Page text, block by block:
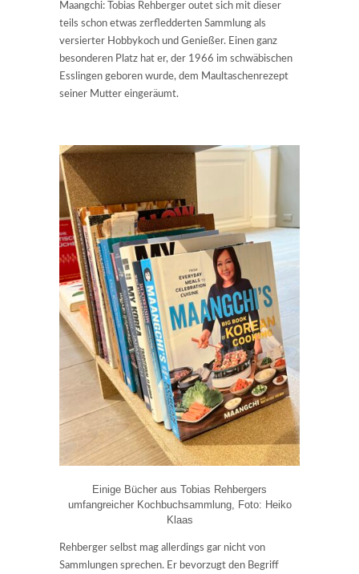
Maangchi: Tobias Rehberger outet sich mit dieser
teils schon etwas zerfledderten Sammlung als
versierter Hobbykoch und Genießer. Einen ganz
besonderen Platz hat er, der 1966 im schwäbischen
Esslingen geboren wurde, dem Maultaschenrezept
seiner Mutter eingeräumt.
Einige Bücher aus Tobias Rehbergers
umfangreicher Kochbuchsammlung, Foto: Heiko
Klaas
Rehberger selbst mag allerdings gar nicht von
Sammlungen sprechen. Er bevorzugt den Begriff